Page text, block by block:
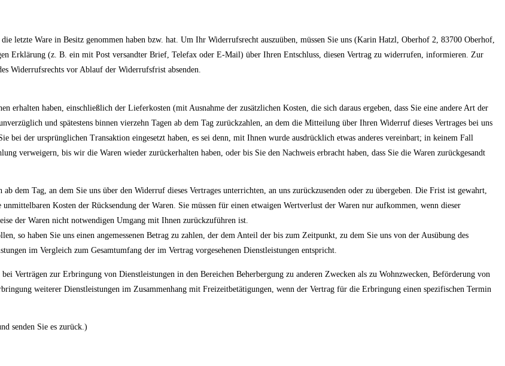
letzte Ware in Besitz genommen haben bzw. hat. Um Ihr Widerrufsrecht auszuüben, müssen Sie uns (Karin Hatzl, Oberhof 2, 83700 Oberhof,
Erklärung (z. B. ein mit Post versandter Brief, Telefax oder E-Mail) über Ihren Entschluss, diesen Vertrag zu widerrufen, informieren. Zur
Widerrufsrechts vor Ablauf der Widerrufsfrist absenden.
haben, einschließlich der Lieferkosten (mit Ausnahme der zusätzlichen Kosten, die sich daraus ergeben, dass Sie eine andere Art der
und spätestens binnen vierzehn Tagen ab dem Tag zurückzahlen, an dem die Mitteilung über Ihren Widerruf dieses Vertrages bei uns
bei der ursprünglichen Transaktion eingesetzt haben, es sei denn, mit Ihnen wurde ausdrücklich etwas anderes vereinbart; in keinem Fall
verweigern, bis wir die Waren wieder zurückerhalten haben, oder bis Sie den Nachweis erbracht haben, dass Sie die Waren zurückgesandt
dem Tag, an dem Sie uns über den Widerruf dieses Vertrages unterrichten, an uns zurückzusenden oder zu übergeben. Die Frist ist gewahrt,
Kosten der Rücksendung der Waren. Sie müssen für einen etwaigen Wertverlust der Waren nur aufkommen, wenn dieser
der Waren nicht notwendigen Umgang mit Ihnen zurückzuführen ist.
so haben Sie uns einen angemessenen Betrag zu zahlen, der dem Anteil der bis zum Zeitpunkt, zu dem Sie uns von der Ausübung des
im Vergleich zum Gesamtumfang der im Vertrag vorgesehenen Dienstleistungen entspricht.
Verträgen zur Erbringung von Dienstleistungen in den Bereichen Beherbergung zu anderen Zwecken als zu Wohnzwecken, Beförderung von
weiterer Dienstleistungen im Zusammenhang mit Freizeitbetätigungen, wenn der Vertrag für die Erbringung einen spezifischen Termin
senden Sie es zurück.)